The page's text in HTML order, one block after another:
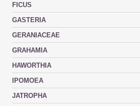
FICUS
GASTERIA
GERANIACEAE
GRAHAMIA
HAWORTHIA
IPOMOEA
JATROPHA